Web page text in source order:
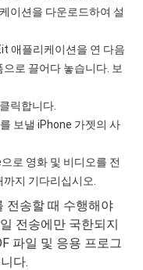
이션을 다운로드하여 설
애플리케이션을 연 다음
로 끌어다 놓습니다. 보
릭합니다.
보낼 iPhone 가젯의 사
로 영화 및 비디오를 전
지 기다리십시오.
전송할 때 수행해야
전송에만 국한되지
파일 및 응용 프로그
다.